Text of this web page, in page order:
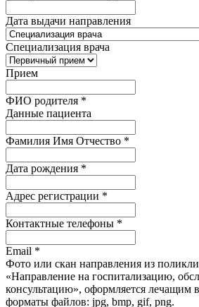
Дата выдачи направления
Специализация врача
Прием
ФИО родителя *
Данные пациента
Фамилия Имя Отчество *
Дата рождения *
Адрес регистрации *
Контактные телефоны *
Email *
Фото или скан направления из
«Направление на госпитализацию,
консультацию», оформляется лечащим
форматы файлов: jpg, bmp, gif, png.